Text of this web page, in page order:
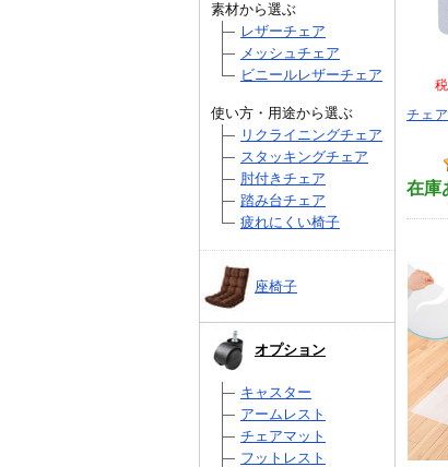
素材から選ぶ
レザーチェア
メッシュチェア
ビニールレザーチェア
使い方・用途から選ぶ
リクライニングチェア
スタッキングチェア
肘付きチェア
踏み台チェア
疲れにくい椅子
座椅子
オプション
キャスター
アームレスト
チェアマット
フットレスト
チェ
在庫